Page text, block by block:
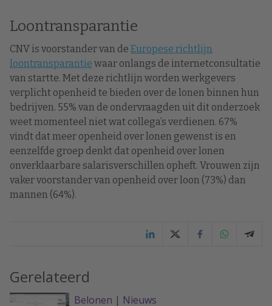
Loontransparantie
CNV is voorstander van de Europese richtlijn
loontransparantie waar onlangs de internetconsultatie
van startte. Met deze richtlijn worden werkgevers
verplicht openheid te bieden over de lonen binnen hun
bedrijven. 55% van de ondervraagden uit dit onderzoek
weet momenteel niet wat collega’s verdienen. 67%
vindt dat meer openheid over lonen gewenst is en
eenzelfde groep denkt dat openheid over lonen
onverklaarbare salarisverschillen opheft. Vrouwen zijn
vaker voorstander van openheid over loon (73%) dan
mannen (64%).
Gerelateerd
Belonen | Nieuws